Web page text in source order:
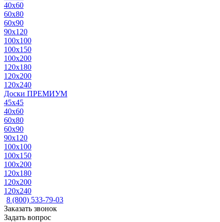
40x60
60x80
60x90
90x120
100x100
100x150
100x200
120x180
120x200
120x240
Доски ПРЕМИУМ
45x45
40x60
60x80
60x90
90x120
100x100
100x150
100x200
120x180
120x200
120x240
8 (800) 533-79-03
Заказать звонок
Задать вопрос